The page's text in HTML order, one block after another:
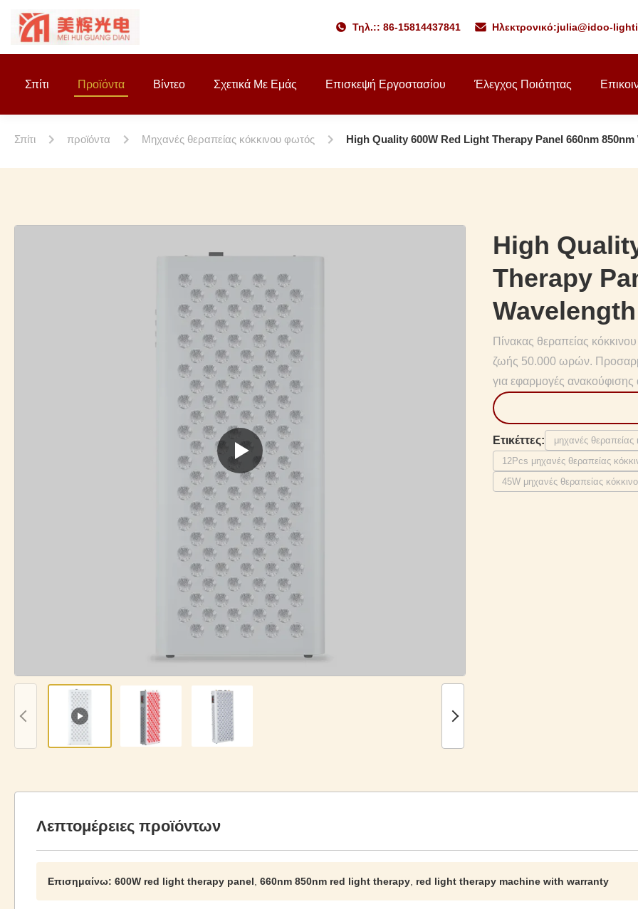
Τηλ.:: 86-15814437841 Ηλεκτρονικό:julia@idoo-
Σπίτι Προϊόντα Βίντεο Σχετικά Με Εμάς Επισκεψή Εργοστασίου Έλεγχος Ποιότητας
Σπίτι προϊόντα Μηχανές θεραπείας κόκκινου φωτός High Quality 600W Red Light Therapy Panel 660nm 850nm
High
Therapy
Wavelength
Πίνακας θεραπείας
ζωής 50.000 ωρών.
για εφαρμογές
Ετικέττες:
μηχανές
12Pcs μηχανές θεραπείας
45W μηχανές θεραπείας
Λεπτομέρειες προϊόντων
Επισημαίνω: 600W red light therapy panel 660nm 850nm red light therapy red light therapy machine with warranty